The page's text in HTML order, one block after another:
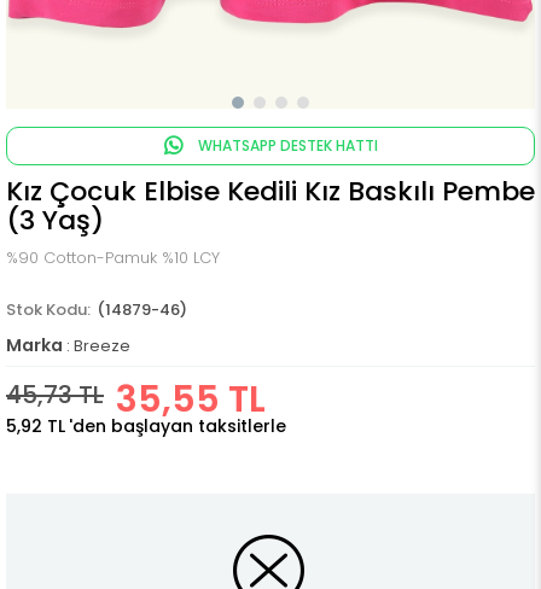
WHATSAPP DESTEK HATTI
Kız Çocuk Elbise Kedili Kız Baskılı Pembe
(3 Yaş)
%90 Cotton-Pamuk %10 LCY
(14879-46)
Marka : Breeze
45,73 TL 35,55 TL
5,92 TL 'den başlayan taksitlerle